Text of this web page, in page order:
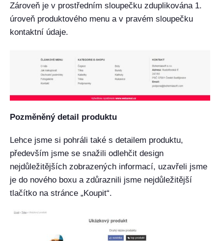
Zároveň je v prostředním sloupečku zduplikována 1.
úroveň produktového menu a v pravém sloupečku
kontaktní údaje.
Pozměněný detail produktu
Lehce jsme si pohráli také s detailem produktu,
především jsme se snažili odlehčit design
nejdůležitějších zobrazených informací, uzavřeli jsme
je do nového boxu a zdůraznili jsme nejdůležitější
tlačítko na stránce „Koupit“.